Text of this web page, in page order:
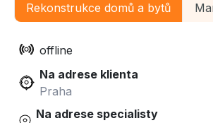
Rekonstrukce domů a bytů
offline
Na adrese klienta
Praha
Na adrese specialisty